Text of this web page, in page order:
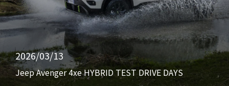
2026/03/13
Jeep Avenger 4xe HYBRID TEST DRIVE DAYS